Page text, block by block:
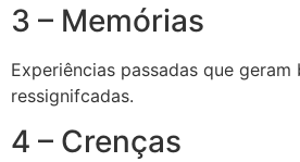
3 – Memórias
Experiências passadas que geram
ressignifcadas.
4 – Crenças